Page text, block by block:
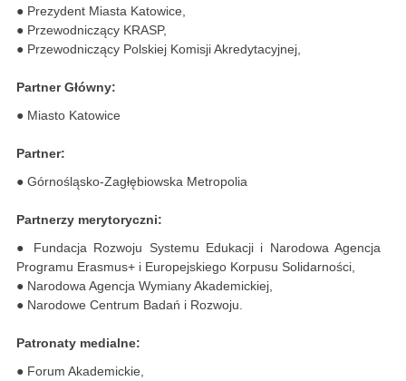
● Prezydent Miasta Katowice,
● Przewodniczący KRASP,
● Przewodniczący Polskiej Komisji Akredytacyjnej,
Partner Główny:
● Miasto Katowice
Partner:
● Górnośląsko-Zagłębiowska Metropolia
Partnerzy merytoryczni:
● Fundacja Rozwoju Systemu Edukacji i Narodowa Agencja
Programu Erasmus+ i Europejskiego Korpusu Solidarności,
● Narodowa Agencja Wymiany Akademickiej,
● Narodowe Centrum Badań i Rozwoju.
Patronaty medialne:
● Forum Akademickie,